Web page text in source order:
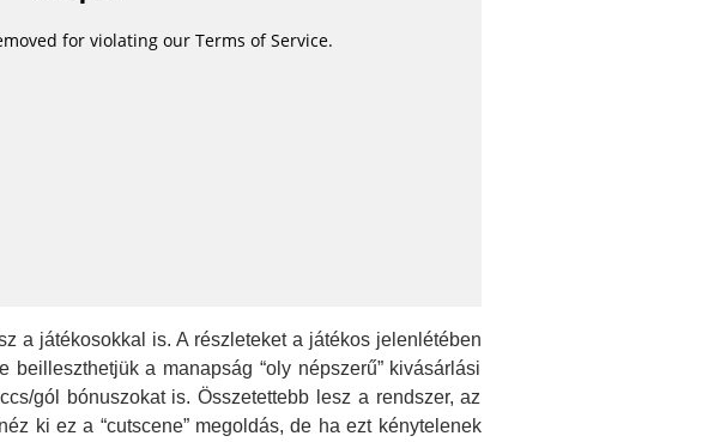
a játékosokkal is. A részleteket a játékos jelenlétében
beilleszthetjük a manapság “oly népszerű” kivásárlási
gól bónuszokat is. Összetettebb lesz a rendszer, az
ki ez a “cutscene” megoldás, de ha ezt kénytelenek